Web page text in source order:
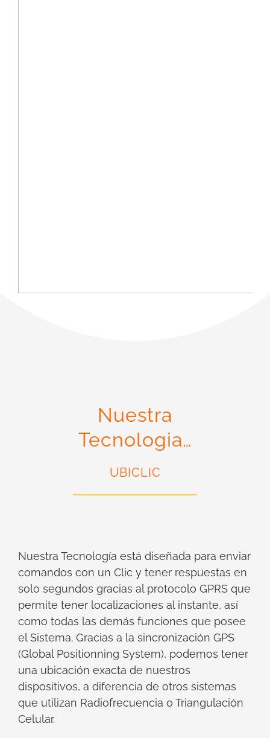
Nuestra
Tecnologia…
UBICLIC
Nuestra Tecnología está diseñada para enviar
comandos con un Clic y tener respuestas en
solo segundos gracias al protocolo GPRS que
permite tener localizaciones al instante, así
como todas las demás funciones que posee
el Sistema. Gracias a la sincronización GPS
(Global Positionning System), podemos tener
una ubicación exacta de nuestros
dispositivos, a diferencia de otros sistemas
que utilizan Radiofrecuencia o Triangulación
Celular.